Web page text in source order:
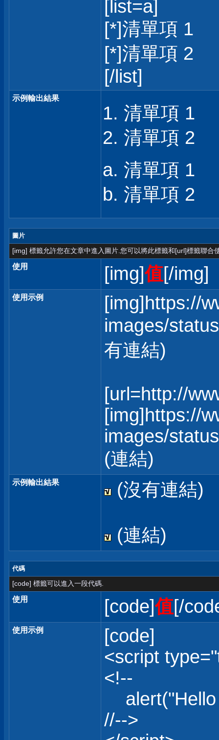
[list=a]
[*]清單項 1
[*]清單項 2
[/list]
示例輸出結果
清單項 1
清單項 2
清單項 1
清單項 2
圖片
[img] 標籤允許您在文章中進入圖片.您可以將此標籤和[url]標籤聯合
使用 [img]值[/img]
使用示例
[img]https://
images/
有連結)
[url=http://
[img]https://
images/
(連結)
示例輸出結果 (沒有連結)
(連結)
代碼
[code] 標籤可以進入一段代碼.
使用 [code]值[/
使用示例
[code]
<script
<!--
alert("Hello
//-->